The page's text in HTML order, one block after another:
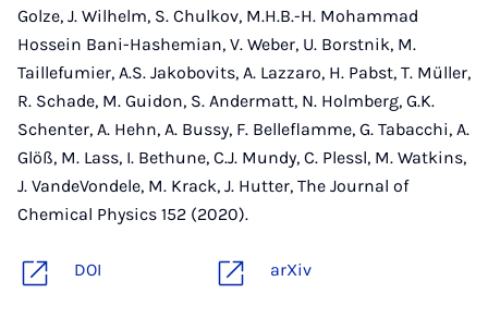
Golze, J. Wilhelm, S. Chulkov, M.H.B.-H. Mohammad
Hossein Bani-Hashemian, V. Weber, U. Borstnik, M.
Taillefumier, A.S. Jakobovits, A. Lazzaro, H. Pabst, T. Müller,
R. Schade, M. Guidon, S. Andermatt, N. Holmberg, G.K.
Schenter, A. Hehn, A. Bussy, F. Belleflamme, G. Tabacchi, A.
Glöß, M. Lass, I. Bethune, C.J. Mundy, C. Plessl, M. Watkins,
J. VandeVondele, M. Krack, J. Hutter, The Journal of
Chemical Physics 152 (2020).
DOI arXiv